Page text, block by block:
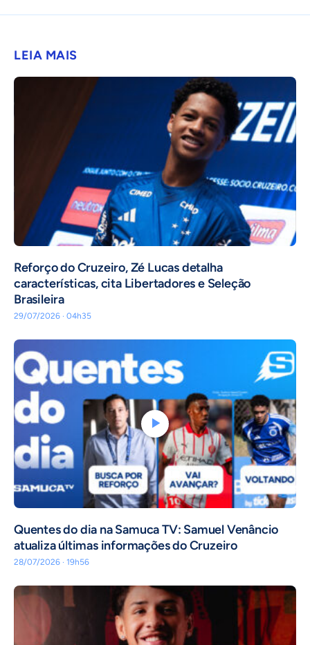
LEIA MAIS
⁠Reforço do Cruzeiro, Zé Lucas detalha
características, cita Libertadores e Seleção
Brasileira
29/07/2026 · 04h35
Quentes do dia na Samuca TV: Samuel Venâncio
atualiza últimas informações do Cruzeiro
28/07/2026 · 19h56